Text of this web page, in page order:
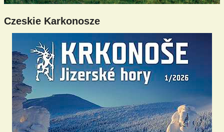
Czeskie Karkonosze